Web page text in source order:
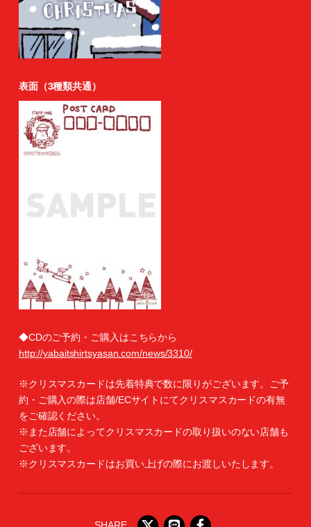
表面（3種類共通）
◆CDのご予約・ご購入はこちらから
http://yabaitshirtsyasan.com/news/3310/
※クリスマスカードは先着特典で数に限りがございます。ご予
約・ご購入の際は店舗/ECサイトにてクリスマスカードの有無
をご確認ください。
※また店舗によってクリスマスカードの取り扱いのない店舗も
ございます。
※クリスマスカードはお買い上げの際にお渡しいたします。